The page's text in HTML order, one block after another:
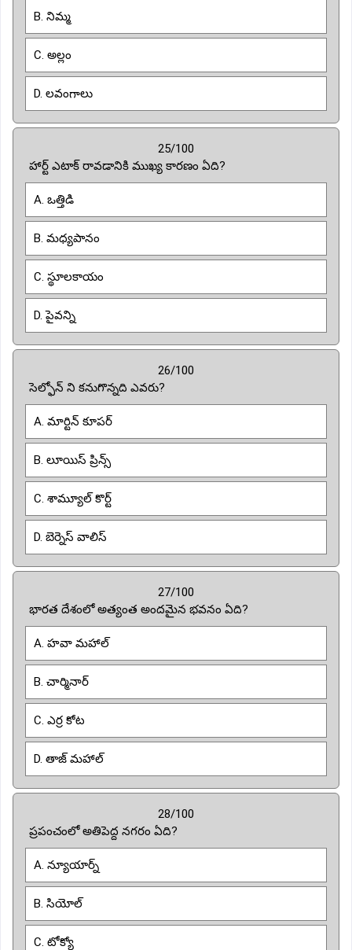
B. నిమ్మ
C. అల్లం
D. లవంగాలు
25/100
హార్ట్ ఎటాక్ రావడానికి ముఖ్య కారణం ఏది?
A. ఒత్తిడి
B. మధ్యపానం
C. స్థూలకాయం
D. పైవన్ని
26/100
సెల్ఫోన్ ని కనుగొన్నది ఎవరు?
A. మార్టిన్ కూపర్
B. లూయిస్ ప్రిన్స్
C. శామ్యూల్ కొర్ట్
D. బెర్నెస్ వాలిస్
27/100
భారత దేశంలో అత్యంత అందమైన భవనం ఏది?
A. హవా మహాల్
B. చార్మినార్
C. ఎర్ర కోట
D. తాజ్ మహాల్
28/100
ప్రపంచంలో అతిపెద్ద నగరం ఏది?
A. న్యూయార్న్
B. సియోల్
C. టోక్యో